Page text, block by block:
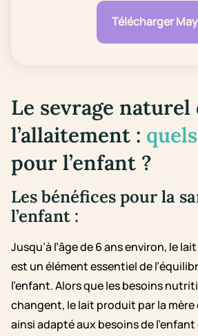
Télécharger May
Le sevrage naturel
l’allaitement :
pour l’enfant ?
Les bénéfices pour la
l’enfant :
Jusqu’à l’âge de 6 ans environ, le
est un élément essentiel de
l’enfant. Alors que les besoins
changent, le lait produit par la mère
ainsi adapté aux besoins de